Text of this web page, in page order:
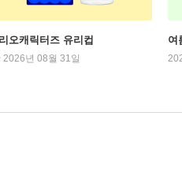
오캐릭터즈 유리컵
년 08월 31일
여